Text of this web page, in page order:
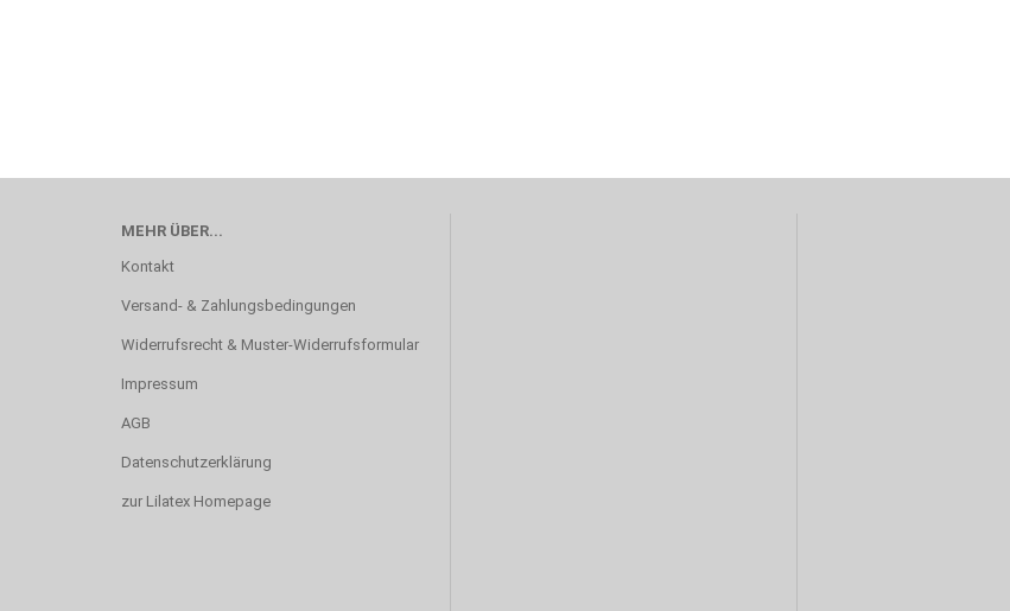
MEHR ÜBER...
Kontakt
Versand- & Zahlungsbedingungen
Widerrufsrecht & Muster-Widerrufsformular
Impressum
AGB
Datenschutzerklärung
zur Lilatex Homepage